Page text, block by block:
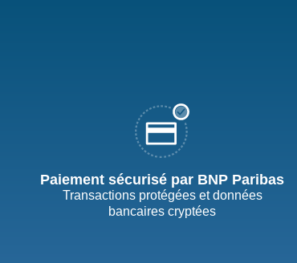
Paiement sécurisé par BNP Paribas
Transactions protégées et données
bancaires cryptées